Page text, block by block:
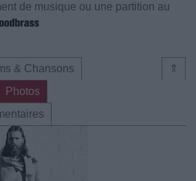
de musique ou une partition au
⇑
& Chansons
Photos